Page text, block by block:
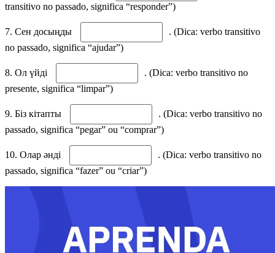
transitivo no passado, significa “responder”)
7. Сен досыңды
. (Dica: verbo transitivo
no passado, significa “ajudar”)
8. Ол үйді
. (Dica: verbo transitivo no
presente, significa “limpar”)
9. Біз кітапты
. (Dica: verbo transitivo no
passado, significa “pegar” ou “comprar”)
10. Олар әнді
. (Dica: verbo transitivo no
passado, significa “fazer” ou “criar”)